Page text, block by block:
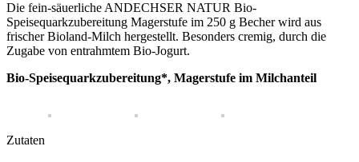
Die fein-säuerliche ANDECHSER NATUR Bio-
Speisequarkzubereitung Magerstufe im 250 g Becher wird aus
frischer Bioland-Milch hergestellt. Besonders cremig, durch die
Zugabe von entrahmtem Bio-Jogurt.
Bio-Speisequarkzubereitung*, Magerstufe im Milchanteil
Zutaten